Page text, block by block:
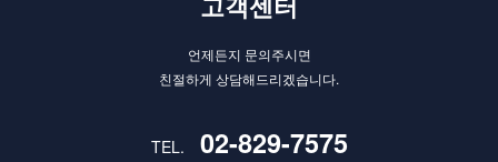
언제든지 문의주시면
친절하게 상담해드리겠습니다.
TEL. 02-829-7575